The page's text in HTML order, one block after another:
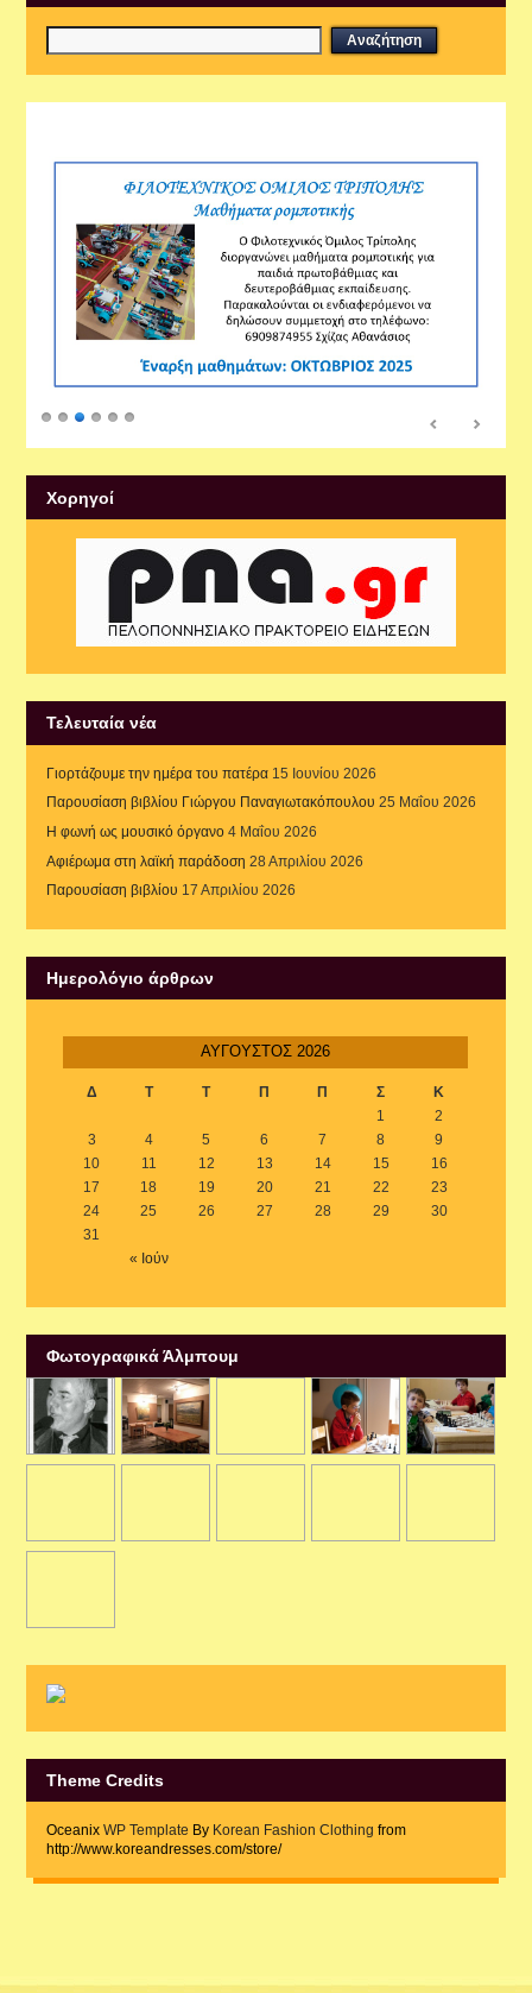
Xορηγοί
Τελευταία νέα
Γιορτάζουμε την ημέρα του πατέρα 15 Ιουνίου 2026
Παρουσίαση βιβλίου Γιώργου Παναγιωτακόπουλου 25 Μαΐου 2026
Η φωνή ως μουσικό όργανο 4 Μαΐου 2026
Αφιέρωμα στη λαϊκή παράδοση 28 Απριλίου 2026
Παρουσίαση βιβλίου 17 Απριλίου 2026
Ημερολόγιο άρθρων
ΑΎΓΟΥΣΤΟΣ 2026
Δ Τ Τ Π Π Σ Κ
« Ιούν
1
2
3
4 5 6 7 8
9
10
11 12 13 14 15
16
17
18 19 20 21 22
23
24
25 26 27 28 29
30
31
Φωτογραφικά Άλμπουμ
Theme Credits
Oceanix WP Template By Korean Fashion Clothing from
http://www.koreandresses.com/store/